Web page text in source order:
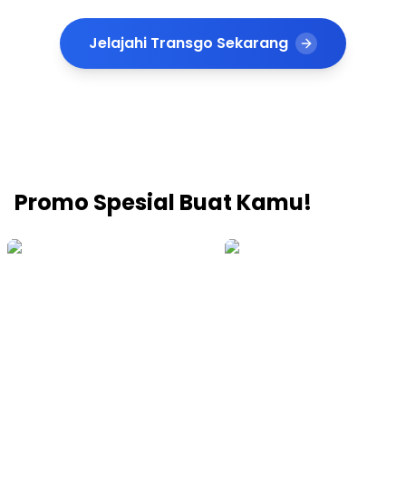
Jelajahi Transgo Sekarang
Promo Spesial Buat Kamu!